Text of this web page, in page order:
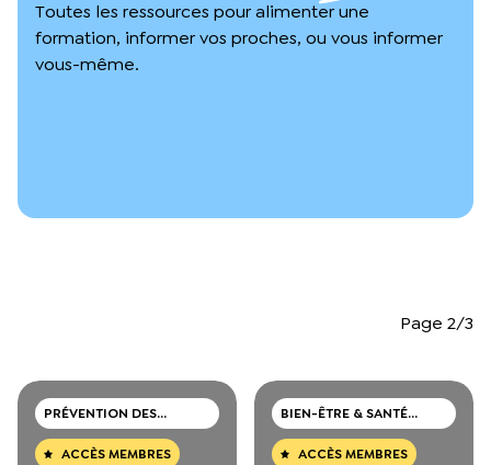
Notre documentation
L’équipe du Crips
Rapports d’activité et financiers
Toutes les ressources pour alimenter une
formation, informer vos proches, ou vous informer
vous-même.
Page 2/3
PRÉVENTION DES
CONSOMMATIONS DE
DROGUES
ACCÈS MEMBRES
BIEN-ÊTRE & SANTÉ
MENTALE
ACCÈS MEMBRES